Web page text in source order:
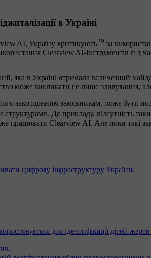
в Україні
AI, Україну критикують29 за
Clearview AI-інструментів під
яка в Україні отримала величезний
може викликати не лише здивування,
закордонним замовникам, може бути
До прикладу, відсутність
Clearview AI. Але поки такі
цифрову інфраструктуру України.
для ідентифікації дітей-